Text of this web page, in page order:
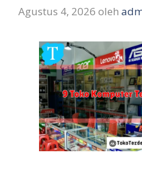
Agustus 4, 2026 oleh